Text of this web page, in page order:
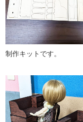
制作キットです。